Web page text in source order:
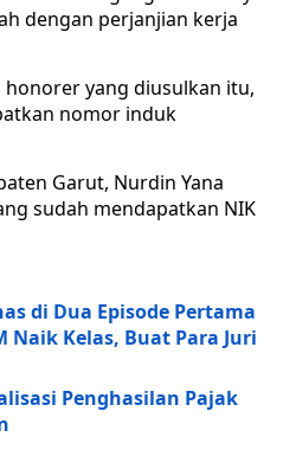
dengan perjanjian kerja
yang diusulkan itu,
nomor induk
Garut, Nurdin Yana
sudah mendapatkan NIK
di Dua Episode Pertama
Naik Kelas, Buat Para Juri
Penghasilan Pajak